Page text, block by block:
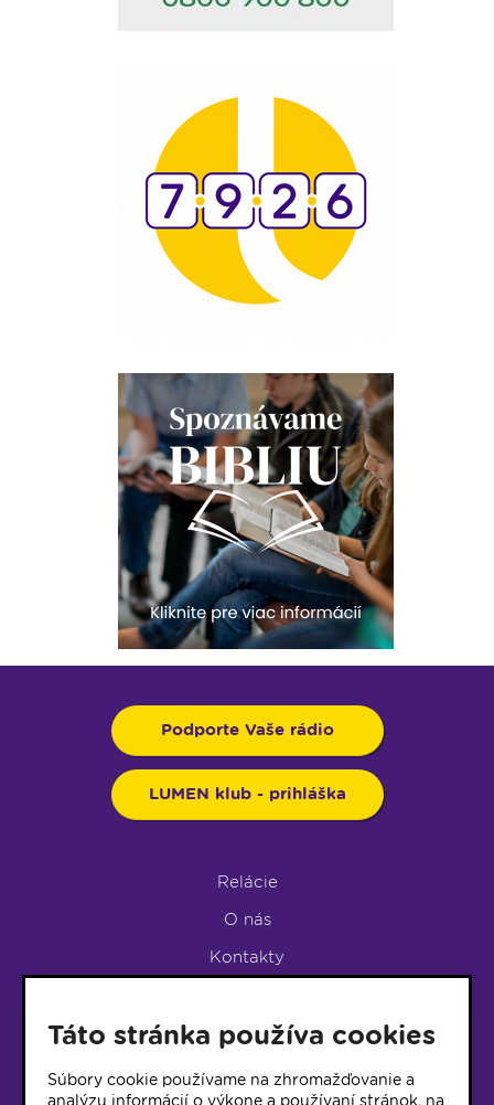
Podporte Vaše rádio
LUMEN klub - prihláška
Relácie
O nás
Kontakty
LUMEN KLUB
LUMEN KLUB PRIHLÁŠKA
Táto stránka používa cookies
Súbory cookie používame na zhromažďovanie a
analýzu informácií o výkone a používaní stránok, na